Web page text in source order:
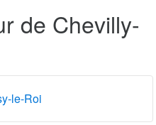
de Chevilly-
le-Roi